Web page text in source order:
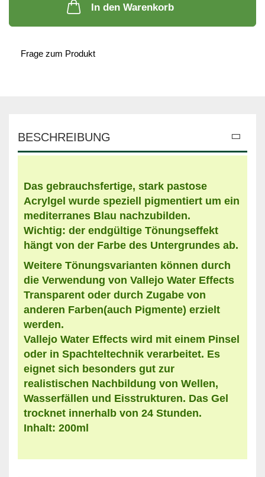
In den Warenkorb
Frage zum Produkt
BESCHREIBUNG
Das gebrauchsfertige, stark pastose
Acrylgel wurde speziell pigmentiert um ein
mediterranes Blau nachzubilden.
Wichtig: der endgültige Tönungseffekt
hängt von der Farbe des Untergrundes ab.
Weitere Tönungsvarianten können durch
die Verwendung von Vallejo Water Effects
Transparent oder durch Zugabe von
anderen Farben(auch Pigmente) erzielt
werden.
Vallejo Water Effects wird mit einem Pinsel
oder in Spachteltechnik verarbeitet. Es
eignet sich besonders gut zur
realistischen Nachbildung von Wellen,
Wasserfällen und Eisstrukturen. Das Gel
trocknet innerhalb von 24 Stunden.
Inhalt: 200ml